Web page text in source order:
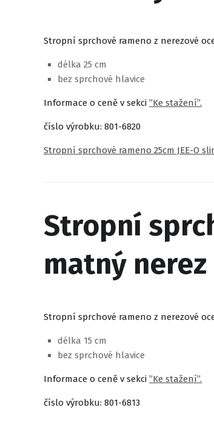
Stropní sprchové rameno z nerezové
délka 25 cm
bez sprchové hlavice
Informace o ceně v sekci ”Ke stažení”.
číslo výrobku: 801-6820
Stropní sprchové rameno 25cm JEE-O
Stropní
matný nerez
Stropní sprchové rameno z nerezové
délka 15 cm
bez sprchové hlavice
Informace o ceně v sekci ”Ke stažení”.
číslo výrobku: 801-6813